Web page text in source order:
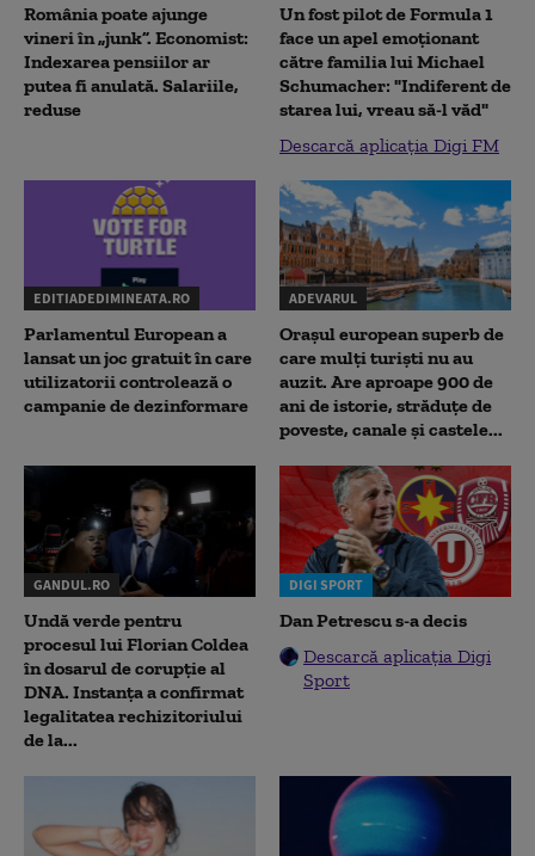
România poate ajunge
vineri în „junk”. Economist:
Indexarea pensiilor ar
putea fi anulată. Salariile,
reduse
Un fost pilot de Formula 1
face un apel emoționant
către familia lui Michael
Schumacher: "Indiferent de
starea lui, vreau să-l văd"
Descarcă aplicația Digi FM
EDITIADEDIMINEATA.RO
Parlamentul European a
lansat un joc gratuit în care
utilizatorii controlează o
campanie de dezinformare
ADEVARUL
Orașul european superb de
care mulți turiști nu au
auzit. Are aproape 900 de
ani de istorie, străduțe de
poveste, canale și castele...
GANDUL.RO
Undă verde pentru
procesul lui Florian Coldea
în dosarul de corupție al
DNA. Instanța a confirmat
legalitatea rechizitoriului
de la...
DIGI SPORT
Dan Petrescu s-a decis
Descarcă aplicația Digi
Sport